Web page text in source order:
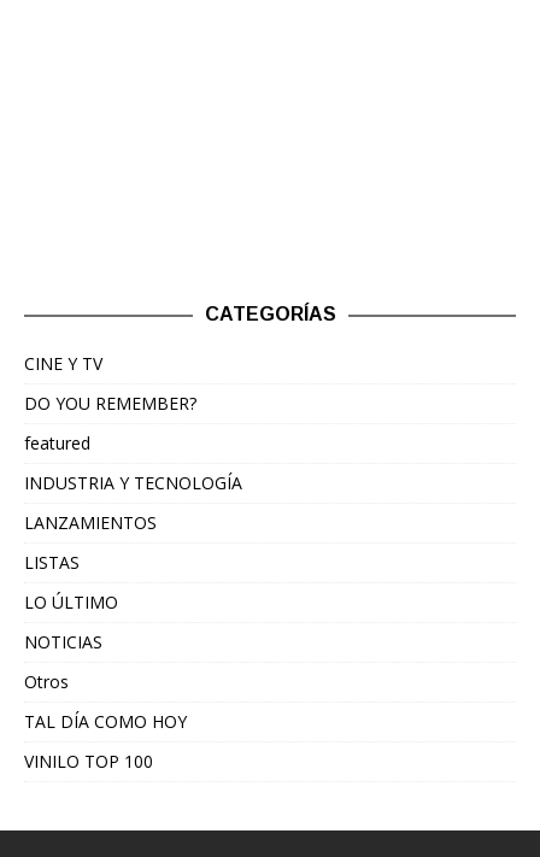
CATEGORÍAS
CINE Y TV
DO YOU REMEMBER?
featured
INDUSTRIA Y TECNOLOGÍA
LANZAMIENTOS
LISTAS
LO ÚLTIMO
NOTICIAS
Otros
TAL DÍA COMO HOY
VINILO TOP 100